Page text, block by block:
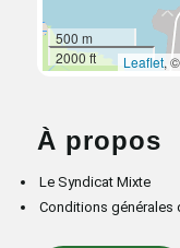
500 m
2000 ft
Leaflet,
À propos
Le Syndicat Mixte
Conditions générales